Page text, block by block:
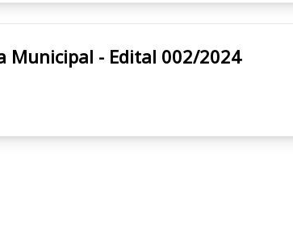
MT Prefeitura Municipal - Edital 002/2024